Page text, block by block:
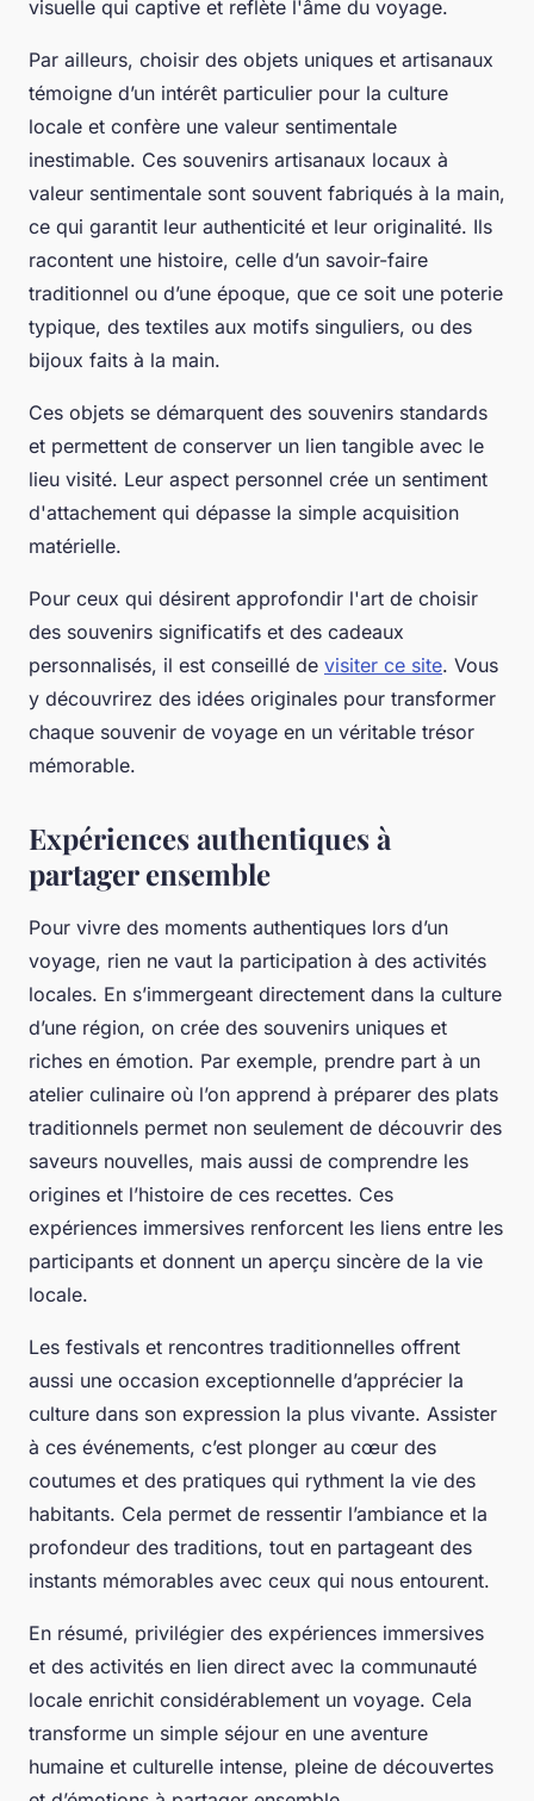
visuelle qui captive et reflète l'âme du voyage.
Par ailleurs, choisir des objets uniques et artisanaux
témoigne d’un intérêt particulier pour la culture
locale et confère une valeur sentimentale
inestimable. Ces souvenirs artisanaux locaux à
valeur sentimentale sont souvent fabriqués à la main,
ce qui garantit leur authenticité et leur originalité. Ils
racontent une histoire, celle d’un savoir-faire
traditionnel ou d’une époque, que ce soit une poterie
typique, des textiles aux motifs singuliers, ou des
bijoux faits à la main.
Ces objets se démarquent des souvenirs standards
et permettent de conserver un lien tangible avec le
lieu visité. Leur aspect personnel crée un sentiment
d'attachement qui dépasse la simple acquisition
matérielle.
Pour ceux qui désirent approfondir l'art de choisir
des souvenirs significatifs et des cadeaux
personnalisés, il est conseillé de visiter ce site. Vous
y découvrirez des idées originales pour transformer
chaque souvenir de voyage en un véritable trésor
mémorable.
Expériences authentiques à
partager ensemble
Pour vivre des moments authentiques lors d’un
voyage, rien ne vaut la participation à des activités
locales. En s’immergeant directement dans la culture
d’une région, on crée des souvenirs uniques et
riches en émotion. Par exemple, prendre part à un
atelier culinaire où l’on apprend à préparer des plats
traditionnels permet non seulement de découvrir des
saveurs nouvelles, mais aussi de comprendre les
origines et l’histoire de ces recettes. Ces
expériences immersives renforcent les liens entre les
participants et donnent un aperçu sincère de la vie
locale.
Les festivals et rencontres traditionnelles offrent
aussi une occasion exceptionnelle d’apprécier la
culture dans son expression la plus vivante. Assister
à ces événements, c’est plonger au cœur des
coutumes et des pratiques qui rythment la vie des
habitants. Cela permet de ressentir l’ambiance et la
profondeur des traditions, tout en partageant des
instants mémorables avec ceux qui nous entourent.
En résumé, privilégier des expériences immersives
et des activités en lien direct avec la communauté
locale enrichit considérablement un voyage. Cela
transforme un simple séjour en une aventure
humaine et culturelle intense, pleine de découvertes